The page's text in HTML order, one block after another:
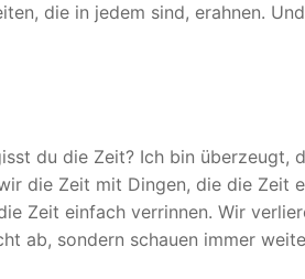
die in jedem sind, erahnen.
du die Zeit? Ich bin überzeugt,
die Zeit mit Dingen, die die Zeit
Zeit einfach verrinnen. Wir
ab, sondern schauen immer